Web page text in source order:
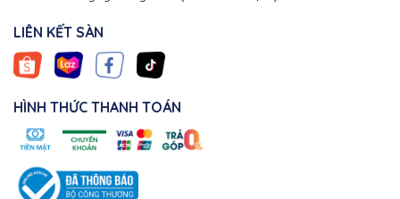
LIÊN KẾT SÀN
HÌNH THỨC THANH TOÁN